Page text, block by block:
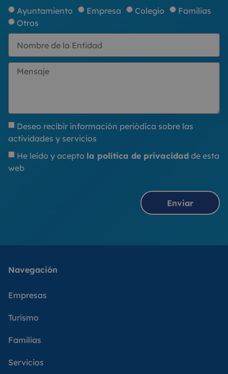
Ayuntamiento Empresa Colegio
Familias
Otros
Deseo recibir información periódica sobre las
actividades y servicios
He leído y acepto la política de privacidad de esta
web
Enviar
Navegación
Empresas
Turismo
Familias
Servicios